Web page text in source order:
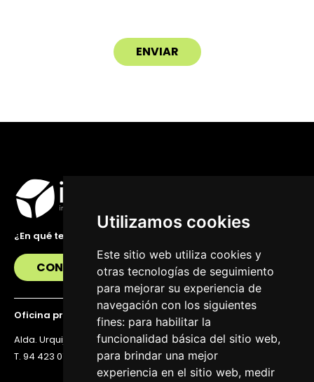
Utilizamos cookies
Este sitio web utiliza cookies y
otras tecnologías de seguimiento
para mejorar su experiencia de
navegación con los siguientes
fines: para habilitar la
funcionalidad básica del sitio web,
para brindar una mejor
experiencia en el sitio web, medir
¿En qué te podemos ayudar?
CONTÁCTANOS
Oficina principal
Alda. Urquijo 36, 6ª planta, 48011 Bilbao
T. 94 423 07 43